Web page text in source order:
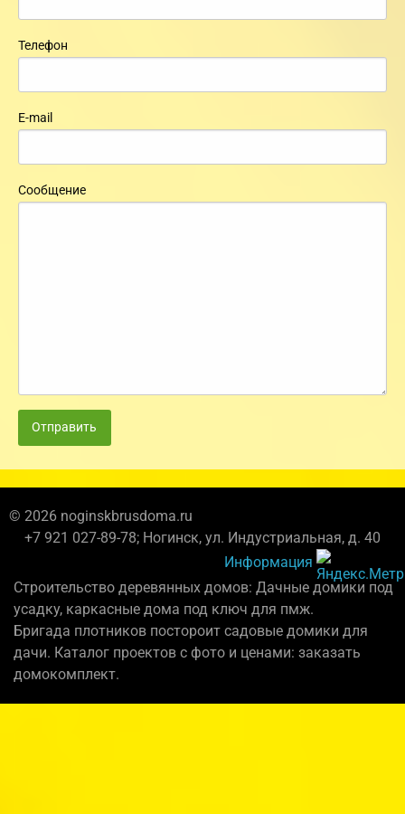
Телефон
E-mail
Сообщение
Отправить
© 2026 noginskbrusdoma.ru
+7 921 027-89-78; Ногинск, ул. Индустриальная, д. 40
Информация
Строительство деревянных домов: Дачные домики под
усадку, каркасные дома под ключ для пмж.
Бригада плотников постороит садовые домики для
дачи. Каталог проектов с фото и ценами: заказать
домокомплект.